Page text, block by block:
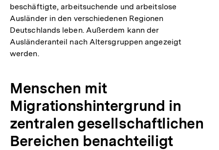
beschäftigte, arbeitsuchende und arbeitslose
Ausländer in den verschiedenen Regionen
Deutschlands leben. Außerdem kann der
Ausländeranteil nach Altersgruppen angezeigt
werden.
Menschen mit
Migrationshintergrund in
zentralen gesellschaftlichen
Bereichen benachteiligt